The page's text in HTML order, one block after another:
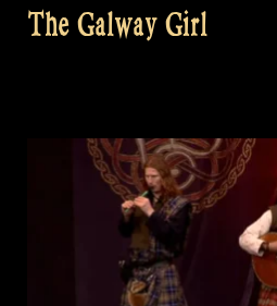
The Galway Girl